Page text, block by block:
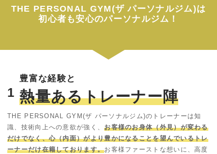
THE PERSONAL GYM(ザ パーソナルジム)は
初心者も安心のパーソナルジム！
1
豊富な経験と
熱量あるトレーナー陣
THE PERSONAL GYM(ザ パーソナルジム)のトレーナーは知
識、技術向上への意欲が強く、お客様のお身体（外見）が変わる
だけでなく、心（内面）がより豊かになることを望んでいるトレ
ーナーだけ在籍しております。お客様ファーストな想いに、高度